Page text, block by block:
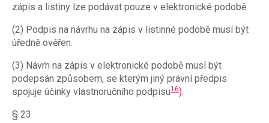
zápis a listiny lze podávat pouze v elektronické podobě.
(2) Podpis na návrhu na zápis v listinné podobě musí být
úředně ověřen.
(3) Návrh na zápis v elektronické podobě musí být
podepsán způsobem, se kterým jiný právní předpis
spojuje účinky vlastnoručního podpisu16).
§ 23